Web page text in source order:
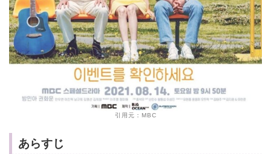
引用元：MBC
あらすじ